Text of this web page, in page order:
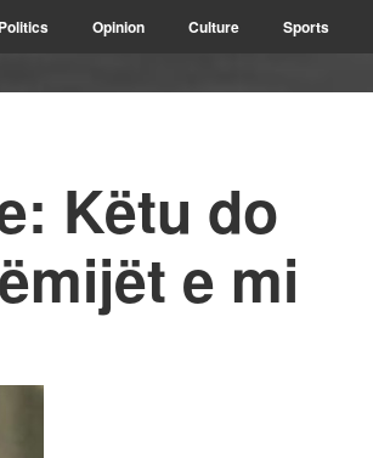
Politics Opinion Culture Sports
Këtu do
e mi